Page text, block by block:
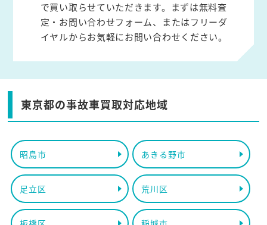
で買い取らせていただきます。まずは無料査
定・お問い合わせフォーム、またはフリーダ
イヤルからお気軽にお問い合わせください。
東京都の事故車買取対応地域
昭島市 あきる野市
足立区 荒川区